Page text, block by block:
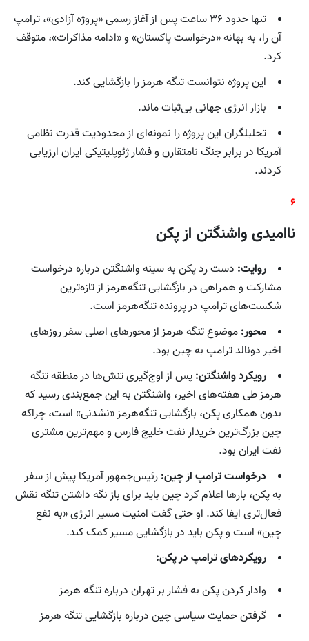
تنها حدود ۳۶ ساعت پس از آغاز رسمی «پروژه آزادی»، ترامپ
آن را، به بهانه «درخواست پاکستان» و «ادامه مذاکرات»، متوقف
کرد.
این پروژه نتوانست تنگه هرمز را بازگشایی کند.
بازار انرژی جهانی بی‌ثبات ماند.
تحلیلگران این پروژه را نمونه‌ای از محدودیت قدرت نظامی
آمریکا در برابر جنگ نامتقارن و فشار ژئوپلیتیکی ایران ارزیابی
کردند.
۶
ناامیدی واشنگتن از پکن
روایت: دست رد پکن به سینه واشنگتن درباره درخواست
مشارکت و همراهی در بازگشایی تنگه‌هرمز از تازه‌ترین
شکست‌های ترامپ در پرونده تنگه‌هرمز است.
محور: موضوع تنگه هرمز از محورهای اصلی سفر روزهای
اخیر دونالد ترامپ به چین بود.
رویکرد واشنگتن: پس از اوج‌گیری تنش‌ها در منطقه تنگه
هرمز طی هفته‌های اخیر، واشنگتن به این جمع‌بندی رسید که
بدون همکاری پکن، بازگشایی تنگه‌هرمز «نشدنی» است، چراکه
چین بزرگ‌ترین خریدار نفت خلیج فارس و مهم‌ترین مشتری
نفت ایران بود.
درخواست ترامپ از چین: رئیس‌جمهور آمریکا پیش از سفر
به پکن، بارها اعلام کرد چین باید برای باز نگه داشتن تنگه نقش
فعال‌تری ایفا کند. او حتی گفت امنیت مسیر انرژی «به نفع
چین» است و پکن باید در بازگشایی مسیر کمک کند.
رویکردهای ترامپ در پکن:
وادار کردن پکن به فشار بر تهران درباره تنگه هرمز
گرفتن حمایت سیاسی چین درباره بازگشایی تنگه هرمز